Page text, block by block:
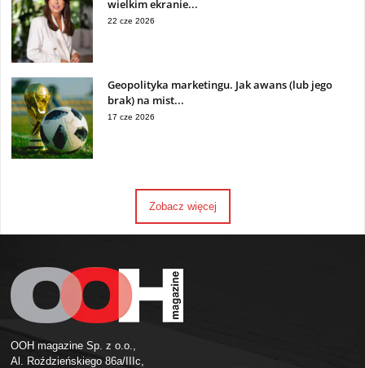
wielkim ekranie...
22 cze 2026
Geopolityka marketingu. Jak awans (lub jego
brak) na mist...
17 cze 2026
Zobacz więcej
OOH magazine Sp. z o.o.,
Al. Roździeńskiego 86a/IIIc,